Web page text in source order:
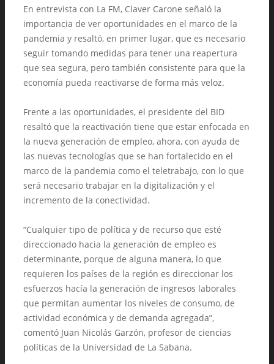
En entrevista con La FM, Claver Carone señaló la
importancia de ver oportunidades en el marco de la
pandemia y resaltó, en primer lugar, que es necesario
seguir tomando medidas para tener una reapertura
que sea segura, pero también consistente para que la
economía pueda reactivarse de forma más veloz.
Frente a las oportunidades, el presidente del BID
resaltó que la reactivación tiene que estar enfocada en
la nueva generación de empleo, ahora, con ayuda de
las nuevas tecnologías que se han fortalecido en el
marco de la pandemia como el teletrabajo, con lo que
será necesario trabajar en la digitalización y el
incremento de la conectividad.
“Cualquier tipo de política y de recurso que esté
direccionado hacia la generación de empleo es
determinante, porque de alguna manera, lo que
requieren los países de la región es direccionar los
esfuerzos hacía la generación de ingresos laborales
que permitan aumentar los niveles de consumo, de
actividad económica y de demanda agregada”,
comentó Juan Nicolás Garzón, profesor de ciencias
políticas de la Universidad de La Sabana.